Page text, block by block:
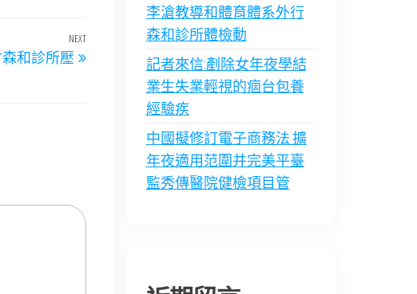
Next
Post
NEXT
和診所壓
李滄教導和體育體系外行
森和診所體檢動
記者來信:剷除女年夜學結
業生失業輕視的痼台包養
經驗疾
中國擬修訂電子商務法 擴
年夜適用范圍并完美平臺
監秀傳醫院健檢項目管